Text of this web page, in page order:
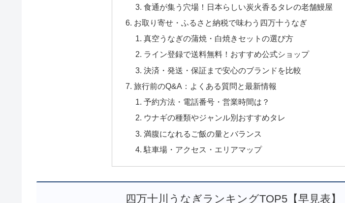
食通が集う穴場！日本らしい炭火香るタレの老舗鰻屋
お取り寄せ・ふるさと納税で味わう四万十うなぎ
真空うなぎの蒲焼・白焼きセットの選び方
ライン登録で送料無料！おすすめ公式ショップ
決済・発送・保証まで安心のブランドを比較
旅行前のQ&A：よくある質問と最新情報
予約方法・電話番号・営業時間は？
ウナギの種類やジャンル別おすすめタレ
満腹になれるご飯の量とバランス
駐車場・アクセス・エリアマップ
四万十川うなぎランキングTOP5【早見表】